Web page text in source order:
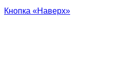
Кнопка «Наверх»